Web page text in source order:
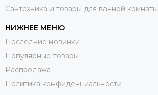
Сантехника и товары для ванной комнаты
НИЖНЕЕ МЕНЮ
Последние новинки
Популярные товары
Распродажа
Политика конфиденциальности